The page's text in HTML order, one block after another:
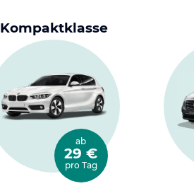
Kompaktklasse
ab
29 €
pro Tag